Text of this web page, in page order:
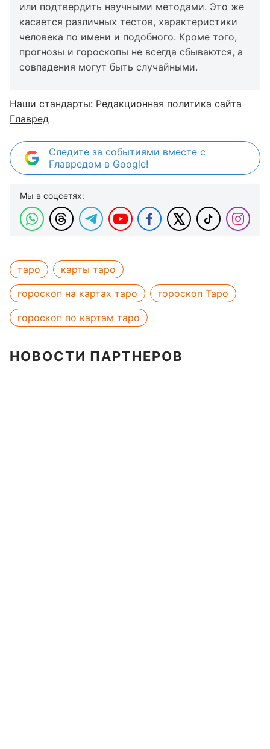
или подтвердить научными методами. Это же
касается различных тестов, характеристики
человека по имени и подобного. Кроме того,
прогнозы и гороскопы не всегда сбываются, а
совпадения могут быть случайными.
Наши стандарты: Редакционная политика сайта
Главред
Следите за событиями вместе с
Главредом в Google!
Мы в соцсетях:
таро
карты таро
гороскоп на картах таро
гороскоп Таро
гороскоп по картам таро
НОВОСТИ ПАРТНЕРОВ